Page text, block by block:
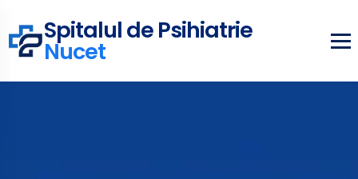
Spitalul de Psihiatrie
Nucet